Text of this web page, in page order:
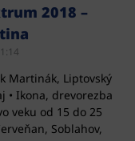
2018 –
Martinák, Liptovský
• Ikona, drevorezba
veku od 15 do 25
Soblahov,